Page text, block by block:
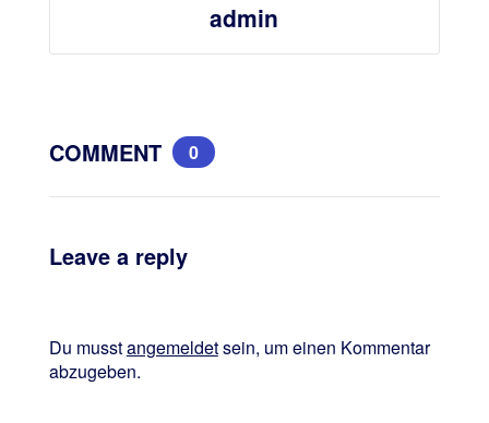
admin
COMMENT 0
Leave a reply
Du musstangemeldetsein, um einen Kommentar
abzugeben.